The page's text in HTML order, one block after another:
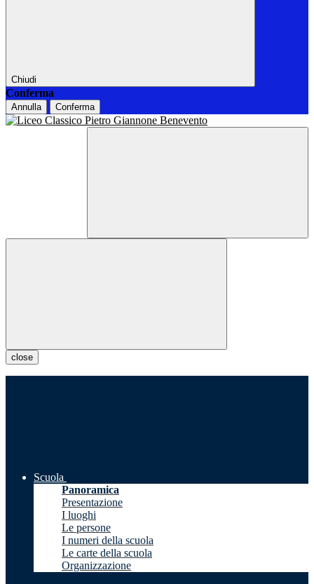
Chiudi
Conferma
Annulla Conferma
close
Scuola
Panoramica
Presentazione
I luoghi
Le persone
I numeri della scuola
Le carte della scuola
Organizzazione